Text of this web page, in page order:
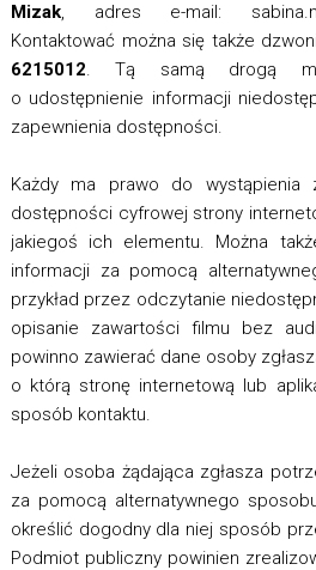
Mizak, adres e-mail:
Kontaktować można się także
6215012. Tą samą drogą
o udostępnienie informacji
zapewnienia dostępności.
Każdy ma prawo do wystąpienia
dostępności cyfrowej strony
jakiegoś ich elementu. Można
informacji za pomocą
przykład przez odczytanie
opisanie zawartości filmu bez
powinno zawierać dane osoby
o którą stronę internetową lub
sposób kontaktu.
Jeżeli osoba żądająca zgłasza
za pomocą alternatywnego
określić dogodny dla niej sposób
Podmiot publiczny powinien